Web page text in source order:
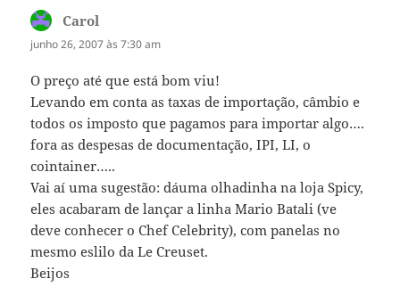
Carol
junho 26, 2007 às 7:30 am
O preço até que está bom viu!
Levando em conta as taxas de importação, câmbio e
todos os imposto que pagamos para importar algo….
fora as despesas de documentação, IPI, LI, o
cointainer…..
Vai aí uma sugestão: dáuma olhadinha na loja Spicy,
eles acabaram de lançar a linha Mario Batali (ve
deve conhecer o Chef Celebrity), com panelas no
mesmo eslilo da Le Creuset.
Beijos